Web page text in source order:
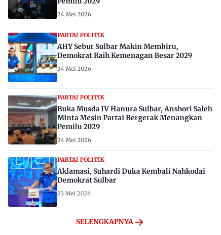
24 Mei 2026
PARTAI POLITIK
AHY Sebut Sulbar Makin Membiru,
Demokrat Raih Kemenagan Besar 2029
24 Mei 2026
PARTAI POLITIK
Buka Musda IV Hanura Sulbar, Anshori Saleh
Minta Mesin Partai Bergerak Menangkan
Pemilu 2029
24 Mei 2026
PARTAI POLITIK
Aklamasi, Suhardi Duka Kembali Nahkodai
Demokrat Sulbar
23 Mei 2026
SELENGKAPNYA